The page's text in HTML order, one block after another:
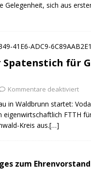
Gelegenheit, sich aus
für
Kommentare deaktiviert
in Waldbrunn startet:
eigenwirtschaftlich FTTH
Kreis aus.[…]
zum